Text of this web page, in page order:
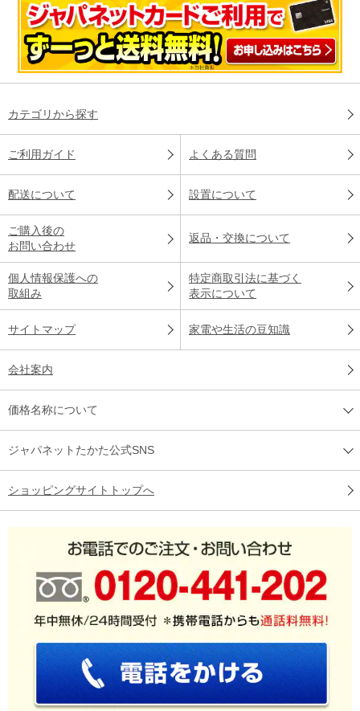
カテゴリから探す
ご利用ガイド よくある質問
配送について 設置について
ご購入後の
お問い合わせ
返品・交換について
個人情報保護への
取組み
特定商取引法に基づく
表示について
サイトマップ 家電や生活の豆知識
会社案内
価格名称について
ジャパネットたかた公式SNS
ショッピングサイトトップへ